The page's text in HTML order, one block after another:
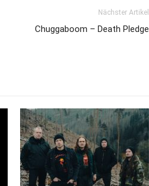
Nächster Artikel
Chuggaboom – Death Pledge